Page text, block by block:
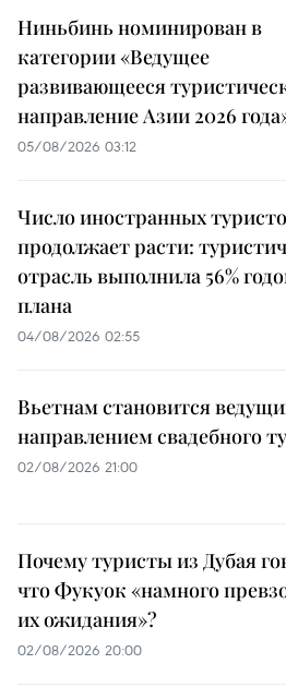
Ниньбинь номинирован в
категории «Ведущее
развивающееся
направление Азии 2026
05/08/2026 03:12
Число иностранных
продолжает расти:
отрасль выполнила 56%
плана
04/08/2026 02:55
Вьетнам становится
направлением свадебного
02/08/2026 21:00
Почему туристы из Дубая
что Фукуок «намного
их ожидания»?
02/08/2026 20:00